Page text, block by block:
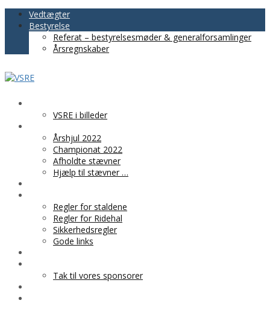
Vedtægter
Bestyrelse
Referat – bestyrelsesmøder & generalforsamlinger
Årsregnskaber
VSRE i billeder
Årshjul 2022
Championat 2022
Afholdte stævner
Hjælp til stævner …
Regler for staldene
Regler for Ridehal
Sikkerhedsregler
Gode links
Tak til vores sponsorer